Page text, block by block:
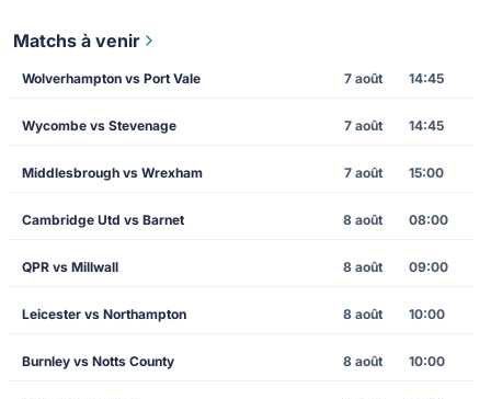
Matchs à venir
Wolverhampton vs Port Vale 7 août 14:45
Wycombe vs Stevenage 7 août 14:45
Middlesbrough vs Wrexham 7 août 15:00
Cambridge Utd vs Barnet 8 août 08:00
QPR vs Millwall 8 août 09:00
Leicester vs Northampton 8 août 10:00
Burnley vs Notts County 8 août 10:00